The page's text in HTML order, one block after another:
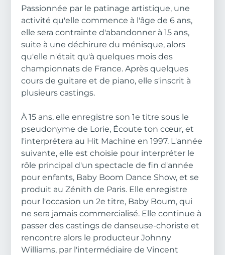
Passionnée par le patinage artistique, une
activité qu'elle commence à l'âge de 6 ans,
elle sera contrainte d'abandonner à 15 ans,
suite à une déchirure du ménisque, alors
qu'elle n'était qu'à quelques mois des
championnats de France. Après quelques
cours de guitare et de piano, elle s'inscrit à
plusieurs castings.
À 15 ans, elle enregistre son 1e titre sous le
pseudonyme de Lorie, Écoute ton cœur, et
l'interprétera au Hit Machine en 1997. L'année
suivante, elle est choisie pour interpréter le
rôle principal d'un spectacle de fin d'année
pour enfants, Baby Boom Dance Show, et se
produit au Zénith de Paris. Elle enregistre
pour l'occasion un 2e titre, Baby Boum, qui
ne sera jamais commercialisé. Elle continue à
passer des castings de danseuse-choriste et
rencontre alors le producteur Johnny
Williams, par l'intermédiaire de Vincent